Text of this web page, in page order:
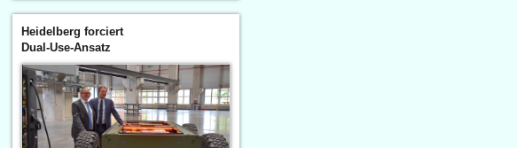
Heidelberg forciert
Dual-Use-Ansatz